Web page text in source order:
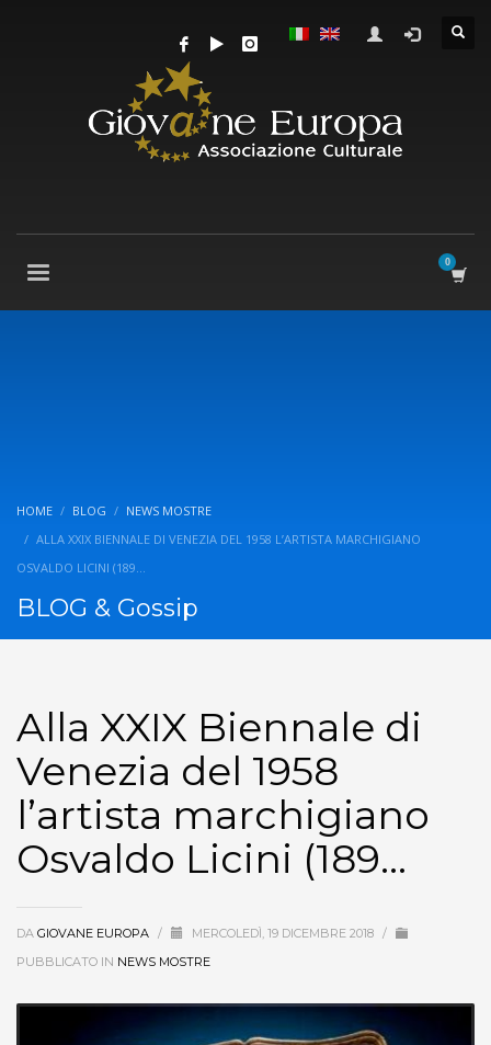
HOME BLOG
NEWS MOSTRE
ALLA XXIX BIENNALE DI VENEZIA DEL 1958 L’ARTISTA MARCHIGIANO
OSVALDO LICINI (189…
BLOG & Gossip
Alla XXIX Biennale di
Venezia del 1958
l’artista marchigiano
Osvaldo Licini (189…
DA GIOVANE EUROPA / MERCOLEDÌ, 19 DICEMBRE 2018 /
PUBBLICATO IN NEWS MOSTRE